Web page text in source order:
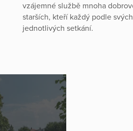
vzájemné službě mnoha
starších, kteří každý podle
jednotlivých setkání.